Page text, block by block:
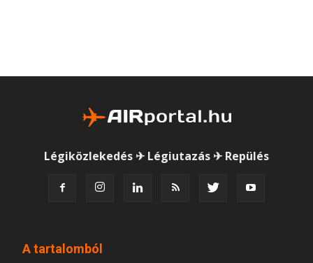
Légiközlekedés ✈ Légiutazás ✈ Repülés
A tartalomból